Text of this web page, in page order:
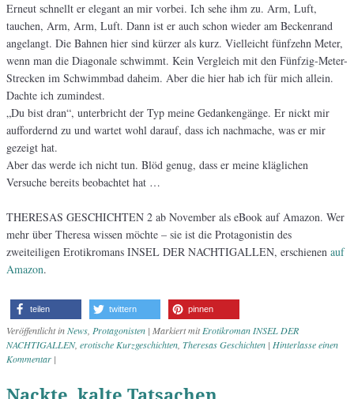
Erneut schnellt er elegant an mir vorbei. Ich sehe ihm zu. Arm, Luft,
tauchen, Arm, Arm, Luft. Dann ist er auch schon wieder am Beckenrand
angelangt. Die Bahnen hier sind kürzer als kurz. Vielleicht fünfzehn Meter,
wenn man die Diagonale schwimmt. Kein Vergleich mit den Fünfzig-Meter-
Strecken im Schwimmbad daheim. Aber die hier hab ich für mich allein.
Dachte ich zumindest.
„Du bist dran“, unterbricht der Typ meine Gedankengänge. Er nickt mir
auffordernd zu und wartet wohl darauf, dass ich nachmache, was er mir
gezeigt hat.
Aber das werde ich nicht tun. Blöd genug, dass er meine kläglichen
Versuche bereits beobachtet hat …
THERESAS GESCHICHTEN 2 ab November als eBook auf Amazon. Wer
mehr über Theresa wissen möchte – sie ist die Protagonistin des
zweiteiligen Erotikromans INSEL DER NACHTIGALLEN, erschienen auf
Amazon.
teilen twittern pinnen
Veröffentlicht inNews, Protagonisten | Markiert mitErotikroman INSEL DER
NACHTIGALLEN, erotische Kurzgeschichten, Theresas Geschichten | Hinterlasse einen
Kommentar |